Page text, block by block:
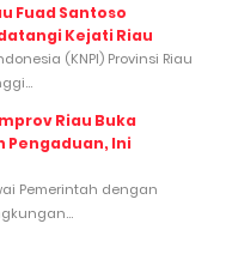
Fuad Santoso
Kejati Riau
(KNPI) Provinsi Riau
Riau Buka
Pengaduan, Ini
Pemerintah dengan